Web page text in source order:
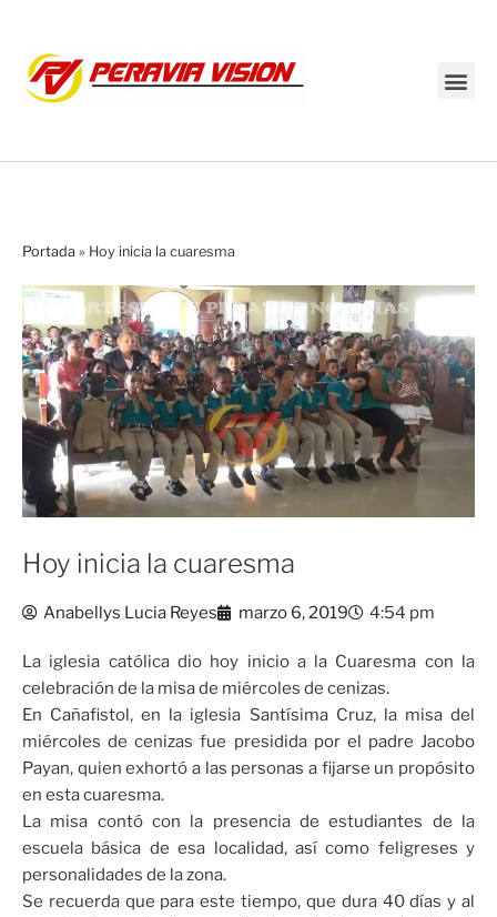
Portada » Hoy inicia la cuaresma
Hoy inicia la cuaresma
Anabellys Lucia Reyes marzo 6, 2019 4:54 pm
La iglesia católica dio hoy inicio a la Cuaresma con la
celebración de la misa de miércoles de cenizas.
En Cañafistol, en la iglesia Santísima Cruz, la misa del
miércoles de cenizas fue presidida por el padre Jacobo
Payan, quien exhortó a las personas a fijarse un propósito
en esta cuaresma.
La misa contó con la presencia de estudiantes de la
escuela básica de esa localidad, así como feligreses y
personalidades de la zona.
Se recuerda que para este tiempo, que dura 40 días y al